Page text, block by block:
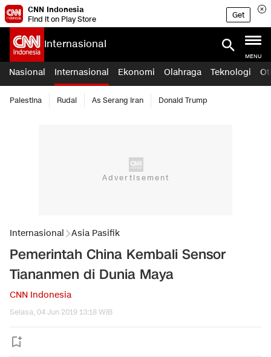
CNN Indonesia
Find it on Play Store
Get
Internasional
MENU
Nasional Internasional Ekonomi Olahraga Teknologi
Palestina Rudal As Serang Iran Donald Trump
Internasional Asia Pasifik
Pemerintah China Kembali Sensor
Tiananmen di Dunia Maya
CNN Indonesia
Selasa, 04 Jun 2019 13:18 WIB